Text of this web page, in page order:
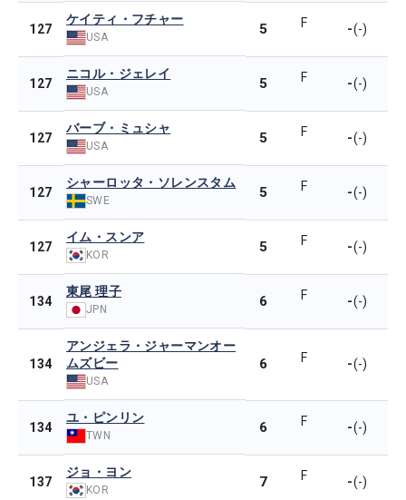
127
ケイティ・フチャー
USA 5 F -(-)
127
ニコル・ジェレイ
USA 5 F -(-)
127
バーブ・ミュシャ
USA 5 F -(-)
127
シャーロッタ・ソレンスタム
SWE 5 F -(-)
127
イム・スンア
KOR 5 F -(-)
134
東尾 理子
JPN 6 F -(-)
134
アンジェラ・ジャーマンオー
ムズビー
USA
6 F -(-)
134
ユ・ピンリン
TWN 6 F -(-)
137
ジョ・ヨン
KOR 7 F -(-)